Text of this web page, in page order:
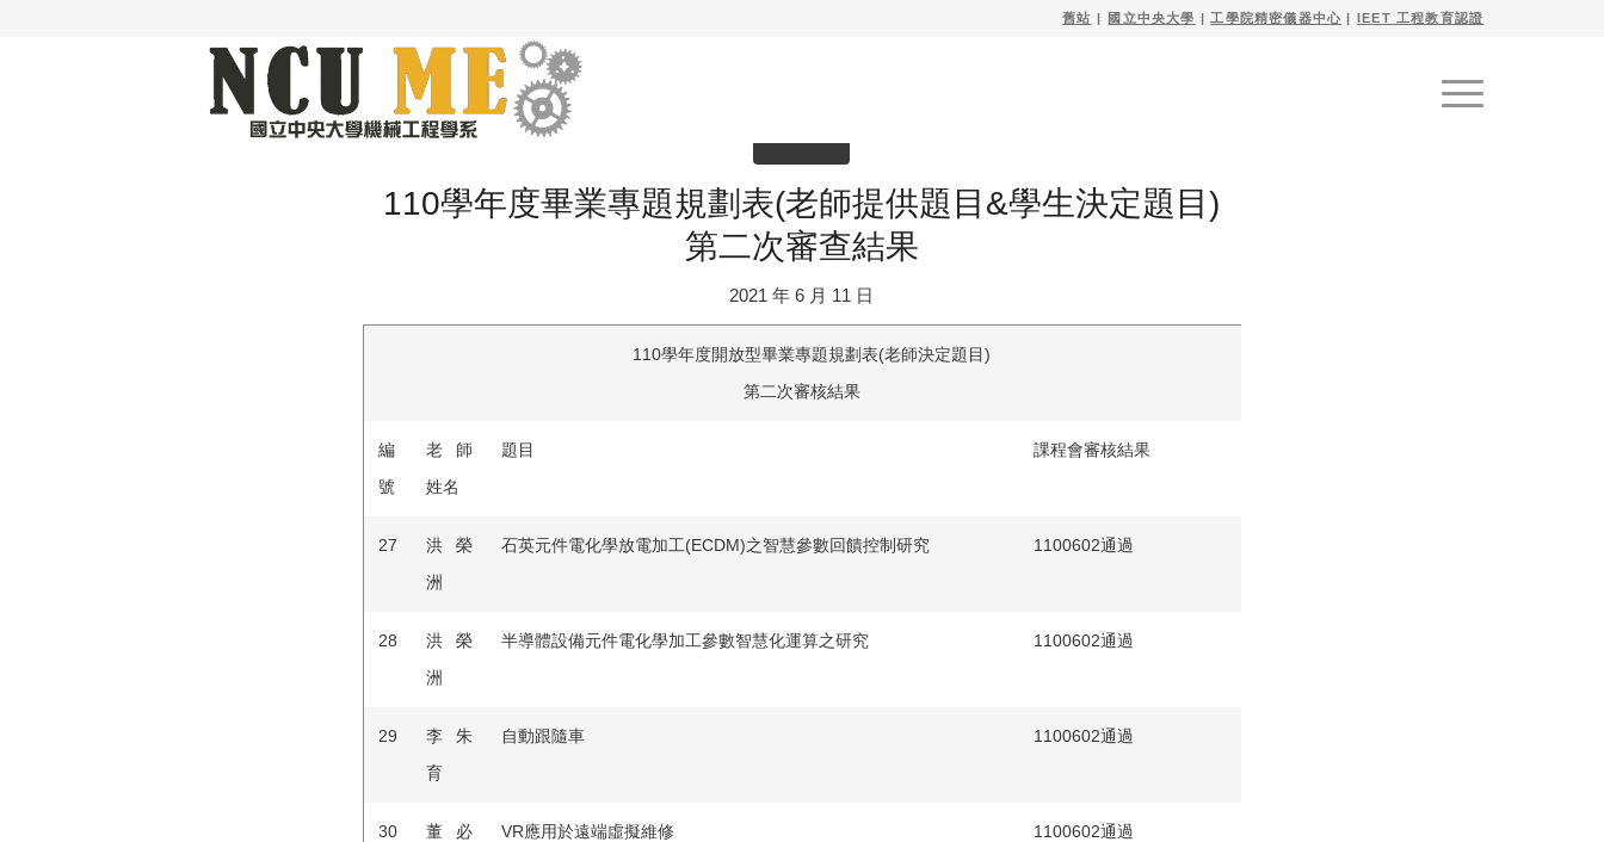
舊站 | 國立中央大學 | 工學院精密儀器中心 | IEET 工程教育認證
110學年度畢業專題規劃表(老師提供題目&學生決定題目)
第二次審查結果
2021 年 6 月 11 日
110學年度開放型畢業專題規劃表(老師決定題目)
第二次審核結果
編
號
老師
姓名
題目 課程會審核結果
27
洪榮
洲
石英元件電化學放電加工(ECDM)之智慧參數回饋控制研究 1100602通過
28
洪榮
洲
半導體設備元件電化學加工參數智慧化運算之研究 1100602通過
29
李朱
育
自動跟隨車 1100602通過
30
董必
VR應用於遠端虛擬維修 1100602通過